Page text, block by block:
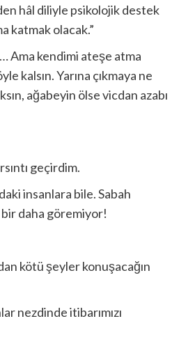
hâl diliyle psikolojik destek
katmak olacak.”
Ama kendimi ateşe atma
kalsın. Yarına çıkmaya ne
ağabeyin ölse vicdan azabı
geçirdim.
insanlara bile. Sabah
bir daha göremiyor!
kötü şeyler konuşacağın
nezdinde itibarımızı